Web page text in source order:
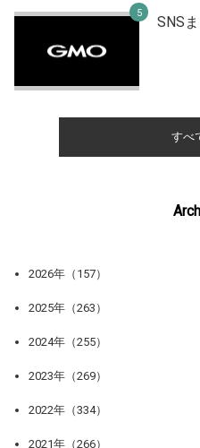
SNS
すべ
2026年（157）
2025年（263）
2024年（255）
2023年（269）
2022年（334）
2021年（266）